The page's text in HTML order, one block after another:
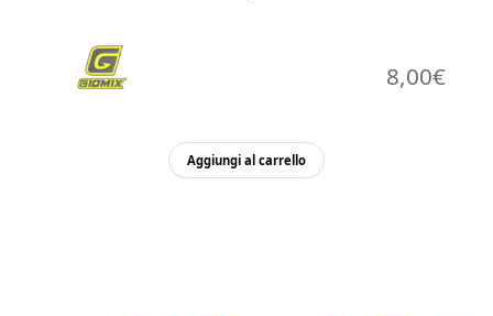
8,00€
Aggiungi al carrello